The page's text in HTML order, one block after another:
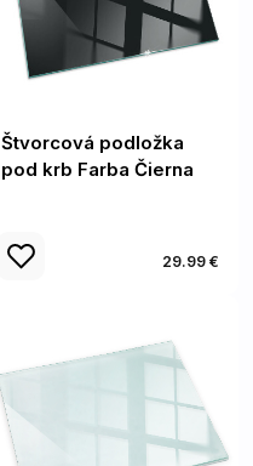
Štvorcová podložka
pod krb Farba Čierna
29.99 €